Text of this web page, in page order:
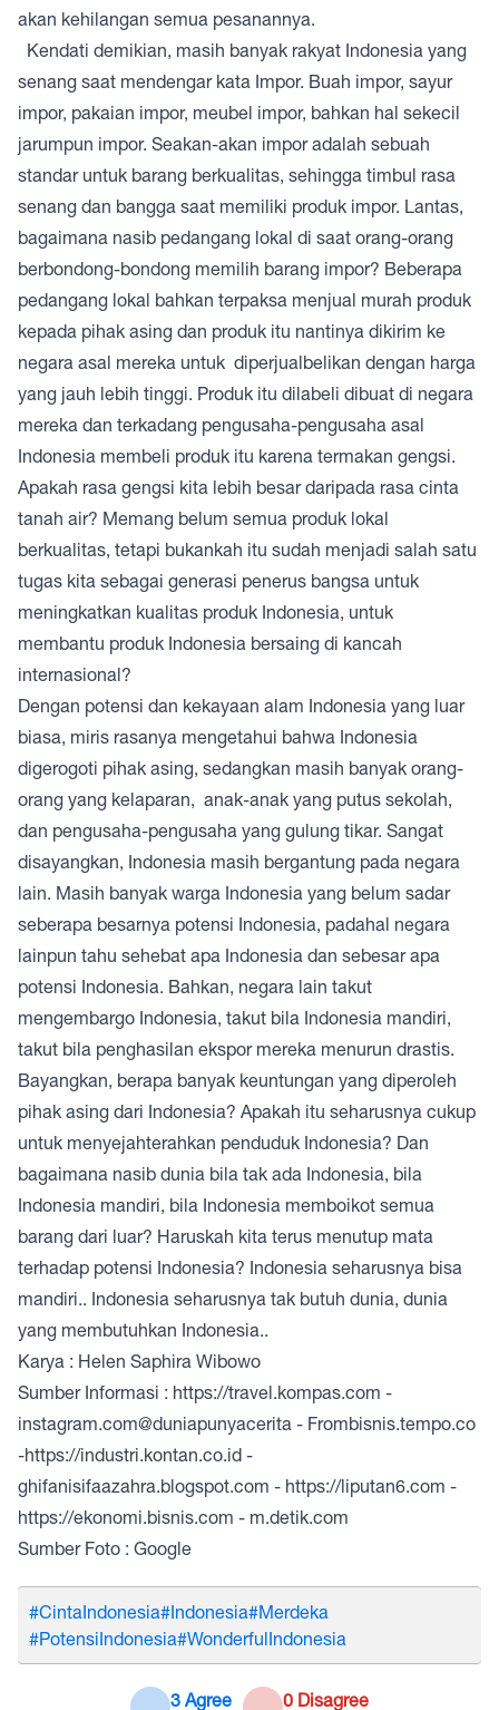
akan kehilangan semua pesanannya.
Kendati demikian, masih banyak rakyat Indonesia yang
senang saat mendengar kata Impor. Buah impor, sayur
impor, pakaian impor, meubel impor, bahkan hal sekecil
jarumpun impor. Seakan-akan impor adalah sebuah
standar untuk barang berkualitas, sehingga timbul rasa
senang dan bangga saat memiliki produk impor. Lantas,
bagaimana nasib pedangang lokal di saat orang-orang
berbondong-bondong memilih barang impor? Beberapa
pedangang lokal bahkan terpaksa menjual murah produk
kepada pihak asing dan produk itu nantinya dikirim ke
negara asal mereka untuk diperjualbelikan dengan harga
yang jauh lebih tinggi. Produk itu dilabeli dibuat di negara
mereka dan terkadang pengusaha-pengusaha asal
Indonesia membeli produk itu karena termakan gengsi.
Apakah rasa gengsi kita lebih besar daripada rasa cinta
tanah air? Memang belum semua produk lokal
berkualitas, tetapi bukankah itu sudah menjadi salah satu
tugas kita sebagai generasi penerus bangsa untuk
meningkatkan kualitas produk Indonesia, untuk
membantu produk Indonesia bersaing di kancah
internasional?
Dengan potensi dan kekayaan alam Indonesia yang luar
biasa, miris rasanya mengetahui bahwa Indonesia
digerogoti pihak asing, sedangkan masih banyak orang-
orang yang kelaparan, anak-anak yang putus sekolah,
dan pengusaha-pengusaha yang gulung tikar. Sangat
disayangkan, Indonesia masih bergantung pada negara
lain. Masih banyak warga Indonesia yang belum sadar
seberapa besarnya potensi Indonesia, padahal negara
lainpun tahu sehebat apa Indonesia dan sebesar apa
potensi Indonesia. Bahkan, negara lain takut
mengembargo Indonesia, takut bila Indonesia mandiri,
takut bila penghasilan ekspor mereka menurun drastis.
Bayangkan, berapa banyak keuntungan yang diperoleh
pihak asing dari Indonesia? Apakah itu seharusnya cukup
untuk menyejahterahkan penduduk Indonesia? Dan
bagaimana nasib dunia bila tak ada Indonesia, bila
Indonesia mandiri, bila Indonesia memboikot semua
barang dari luar? Haruskah kita terus menutup mata
terhadap potensi Indonesia? Indonesia seharusnya bisa
mandiri.. Indonesia seharusnya tak butuh dunia, dunia
yang membutuhkan Indonesia..
Karya : Helen Saphira Wibowo
Sumber Informasi : https://travel.kompas.com -
instagram.com@duniapunyacerita - Frombisnis.tempo.co
-https://industri.kontan.co.id -
ghifanisifaazahra.blogspot.com - https://liputan6.com -
https://ekonomi.bisnis.com - m.detik.com
Sumber Foto : Google
#CintaIndonesia#Indonesia#Merdeka
#PotensiIndonesia#WonderfulIndonesia
3 Agree 0 Disagree